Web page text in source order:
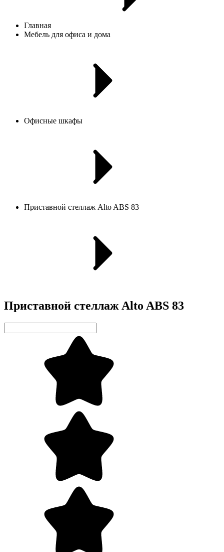
Главная
Мебель для офиса и дома
Офисные шкафы
Приставной стеллаж Alto ABS 83
Приставной стеллаж Alto ABS 83